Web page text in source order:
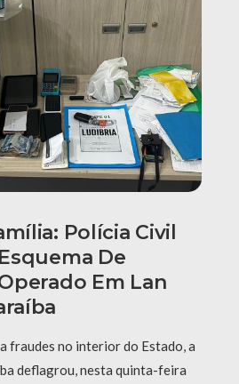
Polícia Civil
De
Em Lan
fraudes no interior do Estado, a
deflagrou, nesta quinta-feira